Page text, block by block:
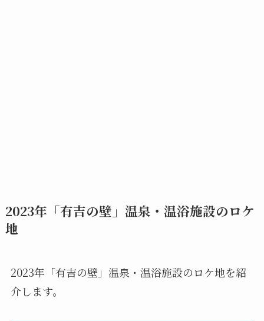
2023年「有吉の壁」温泉・温浴施設のロケ
地
2023年「有吉の壁」温泉・温浴施設のロケ地を紹
介します。